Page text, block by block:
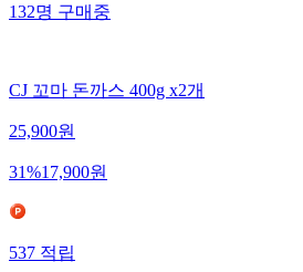
132명 구매중
CJ 꼬마 돈까스 400g x2개
25,900원
31%17,900원
537 적립